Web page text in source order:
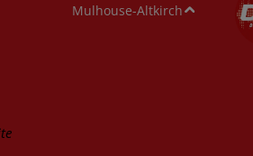
Mulhouse-Altkirch